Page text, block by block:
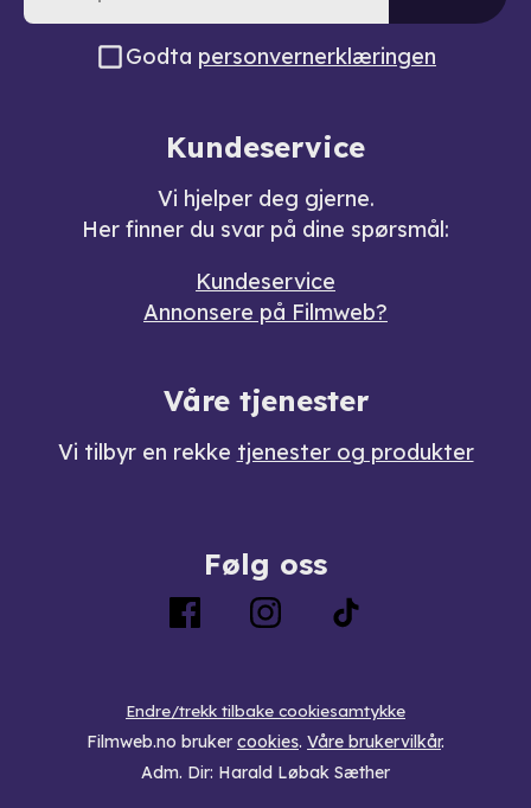
Godta personvernerklæringen
Kundeservice
Vi hjelper deg gjerne.
Her finner du svar på dine spørsmål:
Kundeservice
Annonsere på Filmweb?
Våre tjenester
Vi tilbyr en rekke tjenester og produkter
Følg oss
Endre/trekk tilbake cookiesamtykke
Filmweb.no bruker cookies. Våre brukervilkår.
Adm. Dir: Harald Løbak Sæther